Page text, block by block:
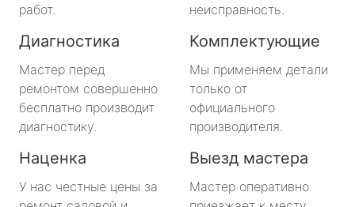
работ.
неисправность.
Диагностика
Мастер перед
ремонтом совершенно
бесплатно производит
диагностику.
Комплектующие
Мы применяем детали
только от
официального
производителя.
Наценка
У нас честные цены за
Выезд мастера
Мастер оперативно